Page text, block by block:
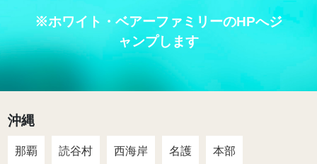
※ホワイト・ベアーファミリーのHPへジ
ャンプします
沖縄
那覇 読谷村 西海岸 名護 本部